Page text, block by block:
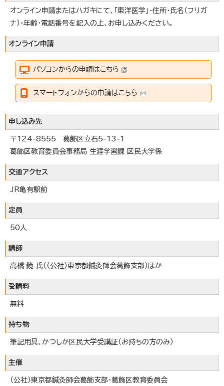
オンライン申請またはハガキにて、「東洋医学」・住所・氏名（フリガ
ナ）・年齢・電話番号を記入の上、お申し込みください。
オンライン申請
パソコンからの申請はこちら
スマートフォンからの申請はこちら
申し込み先
〒124-8555 葛飾区立石5-13-1
葛飾区教育委員会事務局 生涯学習課 区民大学係
交通アクセス
JR亀有駅前
定員
50人
講師
高橋 鏡 氏（（公社）東京都鍼灸師会葛飾支部）ほか
受講料
無料
持ち物
筆記用具、かつしか区民大学受講証（お持ちの方のみ）
主催
（公社）東京都鍼灸師会葛飾支部・葛飾区教育委員会